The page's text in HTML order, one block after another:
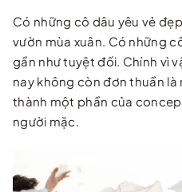
Có những cô dâu yêu vẻ
vườn mùa xuân. Có những
gần như tuyệt đối. Chính vì
nay không còn đơn thuần
thành một phần của
người mặc.